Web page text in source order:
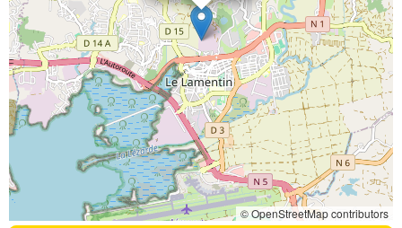
© OpenStreetMap contributors